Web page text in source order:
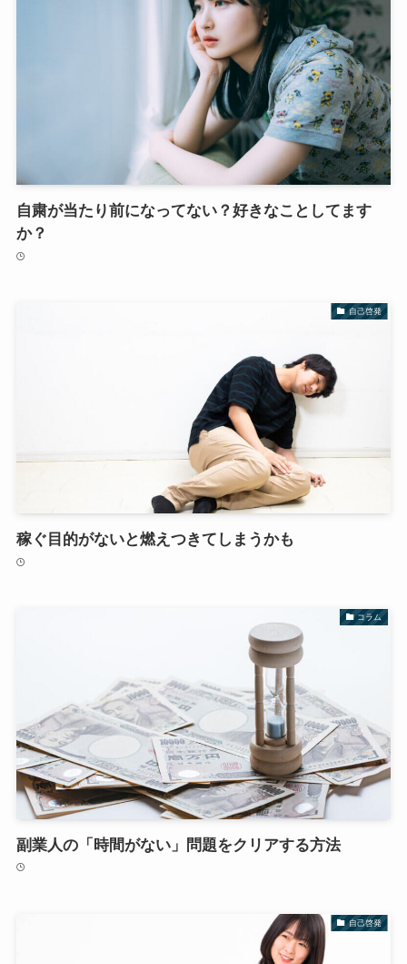
自粛が当たり前になってない？好きなことしてます
か？
自己啓発
稼ぐ目的がないと燃えつきてしまうかも
コラム
副業人の「時間がない」問題をクリアする方法
自己啓発